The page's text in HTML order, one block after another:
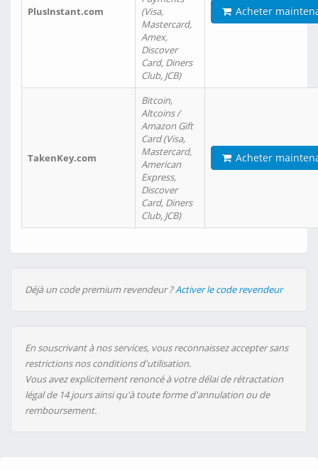
PlusInstant.com
(Visa,
Mastercard,
Amex,
Discover
Card, Diners
Club, JCB)
Acheter
TakenKey.com
Bitcoin,
Altcoins /
Amazon Gift
Card (Visa,
Mastercard,
American
Express,
Discover
Card, Diners
Club, JCB)
Acheter
Déjà un code premium revendeur ?Activer le code revendeur
En souscrivant à nos services, vous reconnaissez accepter sans
restrictions nos conditions d'utilisation.
Vous avez explicitement renoncé à votre délai de rétractation
légal de 14 jours ainsi qu'à toute forme d'annulation ou de
remboursement.